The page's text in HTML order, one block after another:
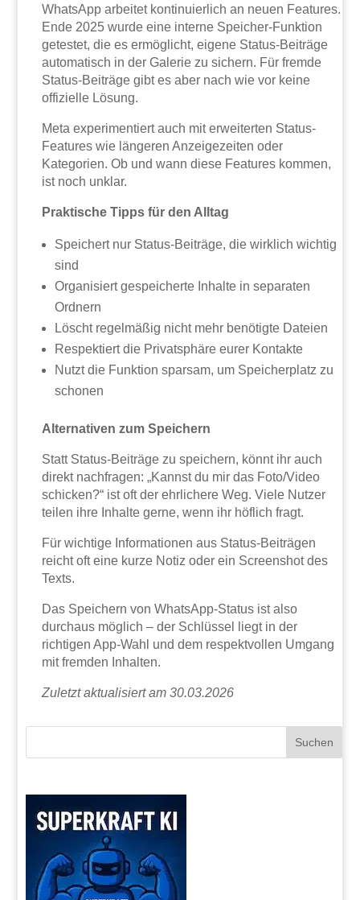
WhatsApp arbeitet kontinuierlich an neuen Features.
Ende 2025 wurde eine interne Speicher-Funktion
getestet, die es ermöglicht, eigene Status-Beiträge
automatisch in der Galerie zu sichern. Für fremde
Status-Beiträge gibt es aber nach wie vor keine
offizielle Lösung.
Meta experimentiert auch mit erweiterten Status-
Features wie längeren Anzeigezeiten oder
Kategorien. Ob und wann diese Features kommen,
ist noch unklar.
Praktische Tipps für den Alltag
Speichert nur Status-Beiträge, die wirklich wichtig
sind
Organisiert gespeicherte Inhalte in separaten
Ordnern
Löscht regelmäßig nicht mehr benötigte Dateien
Respektiert die Privatsphäre eurer Kontakte
Nutzt die Funktion sparsam, um Speicherplatz zu
schonen
Alternativen zum Speichern
Statt Status-Beiträge zu speichern, könnt ihr auch
direkt nachfragen: „Kannst du mir das Foto/Video
schicken?“ ist oft der ehrlichere Weg. Viele Nutzer
teilen ihre Inhalte gerne, wenn ihr höflich fragt.
Für wichtige Informationen aus Status-Beiträgen
reicht oft eine kurze Notiz oder ein Screenshot des
Texts.
Das Speichern von WhatsApp-Status ist also
durchaus möglich – der Schlüssel liegt in der
richtigen App-Wahl und dem respektvollen Umgang
mit fremden Inhalten.
Zuletzt aktualisiert am 30.03.2026